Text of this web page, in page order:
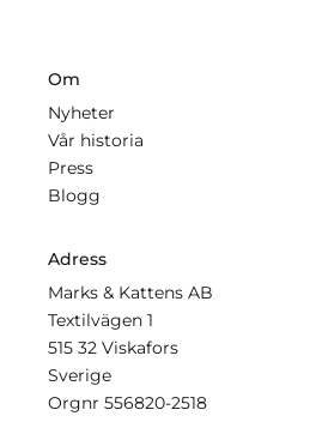
Om
Nyheter
Vår historia
Press
Blogg
Adress
Marks & Kattens AB
Textilvägen 1
515 32 Viskafors
Sverige
Orgnr 556820-2518